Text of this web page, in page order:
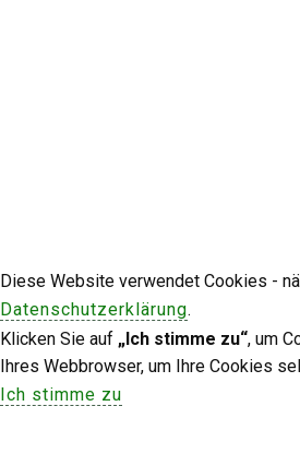
Diese Website verwendet Cookies -
Datenschutzerklärung.
Klicken Sie auf „Ich stimme zu“, um
Ihres Webbrowser, um Ihre Cookies
Ich stimme zu